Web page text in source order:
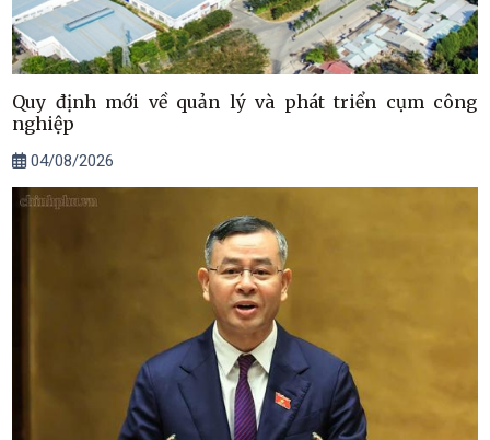
Quy định mới về quản lý và phát triển cụm công
nghiệp
04/08/2026